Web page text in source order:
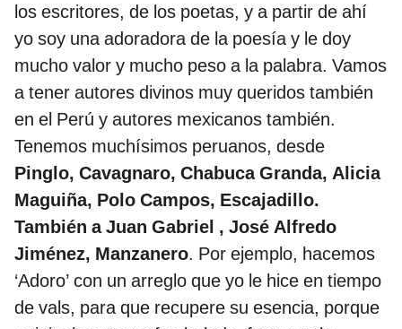
los escritores, de los poetas, y a partir de ahí
yo soy una adoradora de la poesía y le doy
mucho valor y mucho peso a la palabra. Vamos
a tener autores divinos muy queridos también
en el Perú y autores mexicanos también.
Tenemos muchísimos peruanos, desde
Pinglo, Cavagnaro, Chabuca Granda, Alicia
Maguiña, Polo Campos, Escajadillo.
También a Juan Gabriel , José Alfredo
Jiménez, Manzanero. Por ejemplo, hacemos
‘Adoro’ con un arreglo que yo le hice en tiempo
de vals, para que recupere su esencia, porque